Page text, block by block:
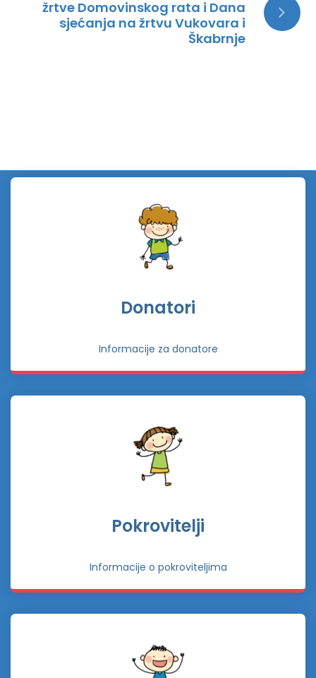
žrtve Domovinskog rata i Dana
sjećanja na žrtvu Vukovara i
Škabrnje
Donatori
Informacije za donatore
Pokrovitelji
Informacije o pokroviteljima